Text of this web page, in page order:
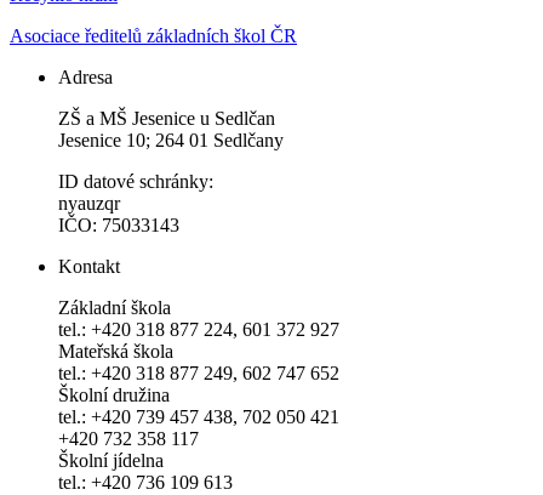
Asociace ředitelů základních škol ČR
Adresa
ZŠ a MŠ Jesenice u Sedlčan
Jesenice 10; 264 01 Sedlčany
ID datové schránky:
nyauzqr
IČO: 75033143
Kontakt
Základní škola
tel.: +420 318 877 224, 601 372 927
Mateřská škola
tel.: +420 318 877 249, 602 747 652
Školní družina
tel.: +420 739 457 438, 702 050 421
+420 732 358 117
Školní jídelna
tel.: +420 736 109 613